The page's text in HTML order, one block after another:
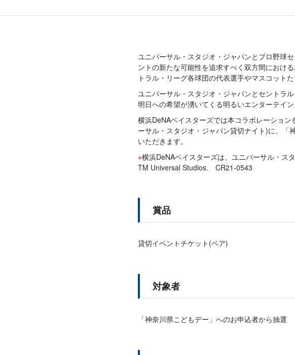
ユニバーサル・スタジオ・ジャパンとプロ野球
ントの新たな可能性を追求すべく双方間におけ
トラル・リーグ各球団の代表選手やマスコット
ユニバーサル・スタジオ・ジャパンとセントラ
明日への希望が湧いてくる明るいエンターテイ
横浜DeNAベイスターズでは本コラボレーショ
ーサル・スタジオ・ジャパン貸切ナイト)に、
いただきます。
横浜DeNAベイスターズは、ユニバーサル・ス
TM Universal Studios. CR21-0543
賞品
貸切イベントチケット(ペア)
対象者
「神奈川県こどもデー」へのお申込者から抽選